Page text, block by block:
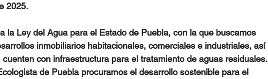
2025.
la Ley del Agua para el Estado de Puebla, con la que buscamos
inmobiliarios habitacionales, comerciales e industriales, así
con infraestructura para el tratamiento de aguas residuales.
de Puebla procuramos el desarrollo sostenible para el